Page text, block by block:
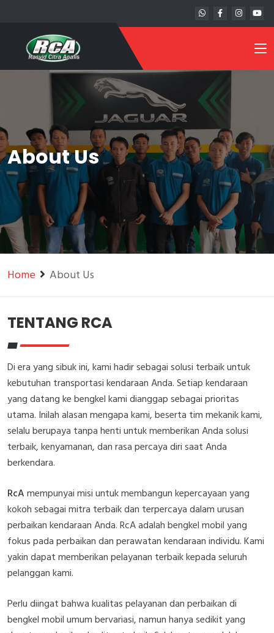
About Us
Home About Us
TENTANG RCA
Di era yang sibuk ini, kami hadir sebagai solusi terbaik untuk
kebutuhan transportasi kendaraan Anda. Setiap kendaraan
yang datang ke bengkel kami dianggap sebagai prioritas
utama. Inilah alasan mengapa kami, beserta tim mekanik kami,
selalu berupaya tanpa henti untuk memberikan Anda solusi
terbaik, kenyamanan, dan rasa percaya diri saat Anda
berkendara.
RcAmempunyai misi untuk membangun kepercayaan yang
kokoh sebagai mitra terbaik dan terpercaya dalam urusan
perbaikan kendaraan Anda. RcA adalah bengkel mobil yang
fokus pada perbaikan dan perawatan kendaraan individu. Kami
yakin dapat memberikan pelayanan terbaik kepada seluruh
pelanggan kami.
Perlu diingat bahwa kualitas pelayanan dan perbaikan di
bengkel mobil umum bervariasi, namun hanya sedikit yang